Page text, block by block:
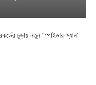
চূড়ায় নতুন ‘স্পাইডার-ম্যান’